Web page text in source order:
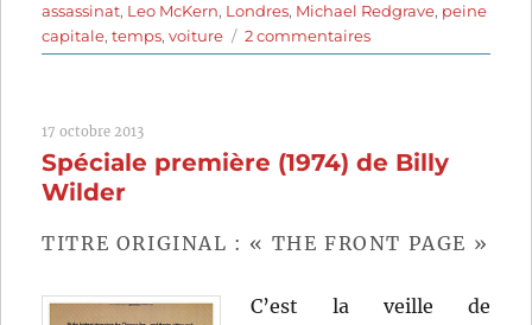
assassinat, Leo McKern, Londres, Michael Redgrave, peine
capitale,temps,voiture 2 commentairessur
Temps
de
17 octobre 2013
Spéciale première (1974) de Billy
Wilder
TITRE ORIGINAL : « THE FRONT PAGE »
C’est la veille de